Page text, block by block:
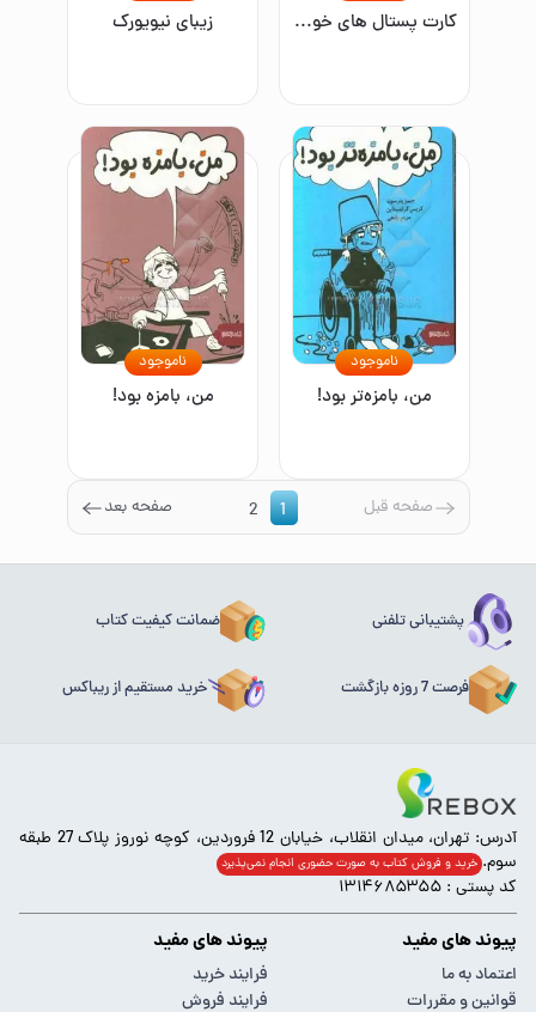
کارت پستال های خونین زیبای نیویورک
من، بامزه‌تر بود!
ناموجود
من، بامزه بود!
ناموجود
صفحه قبل 1
2 صفحه بعد
پشتیبانی تلفنی ضمانت کیفیت کتاب
فرصت 7 روزه بازگشت خرید مستقیم از ریباکس
آدرس: تهران، میدان انقلاب، خیابان 12 فروردین، کوچه نوروز پلاک 27 طبقه
سوم. خرید و فروش کتاب به صورت حضوری انجام‌ نمی‌پذیرد
کد پستی : ۱۳۱۴۶۸۵۳۵۵
پیوند های مفید
اعتماد به ما
قوانین و مقررات
پیوند های مفید
فرایند خرید
فرایند فروش